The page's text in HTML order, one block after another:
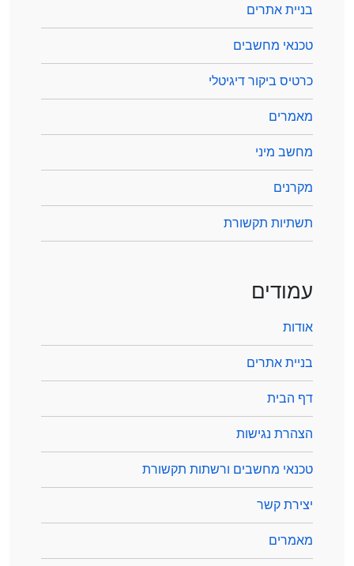
בניית אתרים
טכנאי מחשבים
כרטיס ביקור דיגיטלי
מאמרים
מחשב מיני
מקרנים
תשתיות תקשורת
עמודים
אודות
בניית אתרים
דף הבית
הצהרת נגישות
טכנאי מחשבים ורשתות תקשורת
יצירת קשר
מאמרים